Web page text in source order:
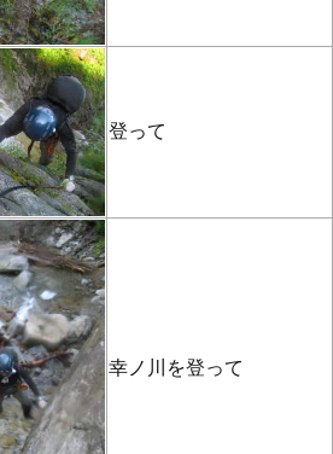
登って
幸ノ川を登って